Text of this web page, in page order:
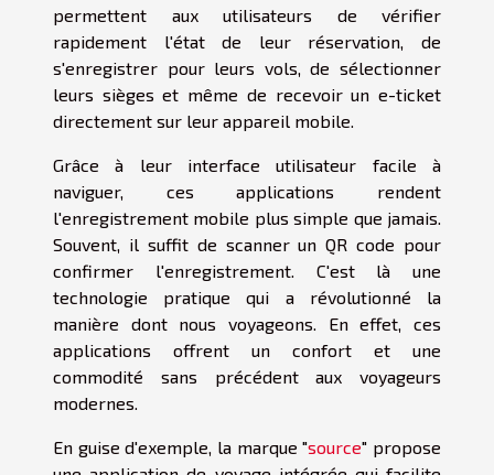
permettent aux utilisateurs de vérifier
rapidement l'état de leur réservation, de
s'enregistrer pour leurs vols, de sélectionner
leurs sièges et même de recevoir un e-ticket
directement sur leur appareil mobile.
Grâce à leur interface utilisateur facile à
naviguer, ces applications rendent
l'enregistrement mobile plus simple que jamais.
Souvent, il suffit de scanner un QR code pour
confirmer l'enregistrement. C'est là une
technologie pratique qui a révolutionné la
manière dont nous voyageons. En effet, ces
applications offrent un confort et une
commodité sans précédent aux voyageurs
modernes.
En guise d'exemple, la marque "source" propose